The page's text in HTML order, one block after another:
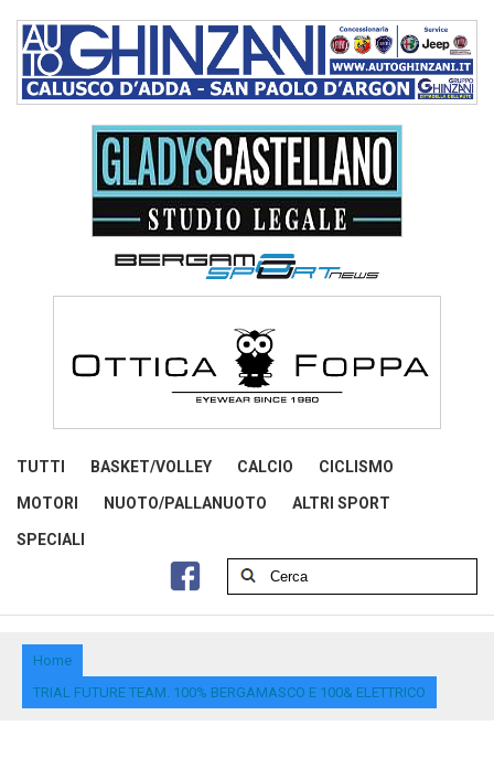
TUTTI BASKET/VOLLEY CALCIO CICLISMO
MOTORI NUOTO/PALLANUOTO ALTRI SPORT
SPECIALI
Home
TRIAL FUTURE TEAM. 100% BERGAMASCO E 100& ELETTRICO